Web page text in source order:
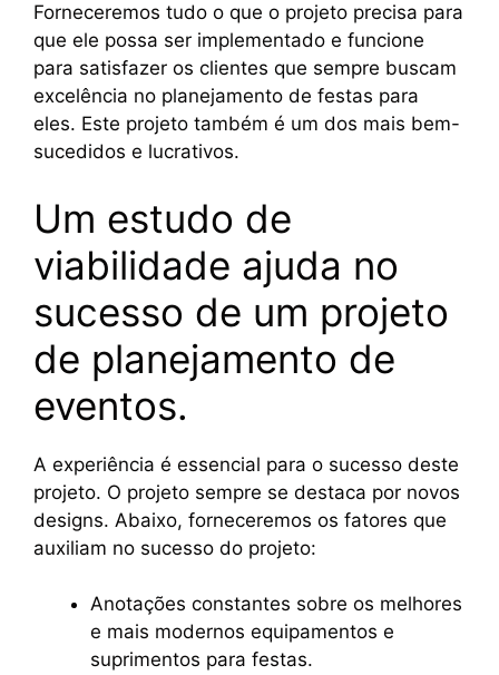
Forneceremos tudo o que o projeto precisa para
que ele possa ser implementado e funcione
para satisfazer os clientes que sempre buscam
excelência no planejamento de festas para
eles. Este projeto também é um dos mais bem-
sucedidos e lucrativos.
Um estudo de
viabilidade ajuda no
sucesso de um projeto
de planejamento de
eventos.
A experiência é essencial para o sucesso deste
projeto. O projeto sempre se destaca por novos
designs. Abaixo, forneceremos os fatores que
auxiliam no sucesso do projeto:
Anotações constantes sobre os melhores
e mais modernos equipamentos e
suprimentos para festas.